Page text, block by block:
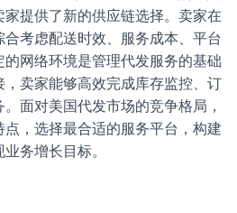
提供了新的供应链选择。卖家在
考虑配送时效、服务成本、平台
网络环境是管理代发服务的基础
卖家能够高效完成库存监控、订
面对美国代发市场的竞争格局，
，选择最合适的服务平台，构建
务增长目标。